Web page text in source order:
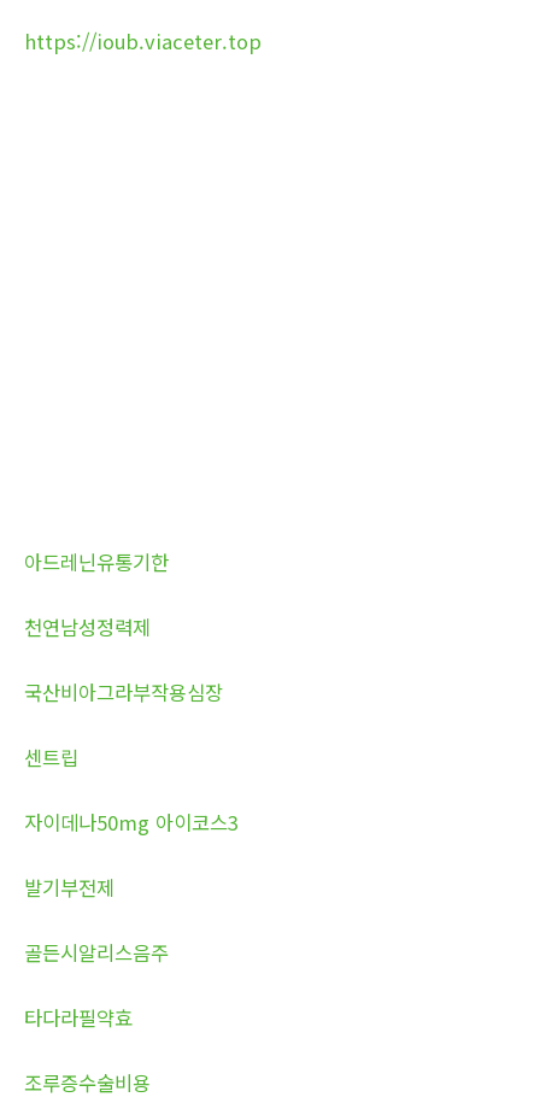
https://ioub.viaceter.top
아드레닌유통기한
천연남성정력제
국산비아그라부작용심장
센트립
자이데나50mg 아이코스3
발기부전제
골든시알리스음주
타다라필약효
조루증수술비용